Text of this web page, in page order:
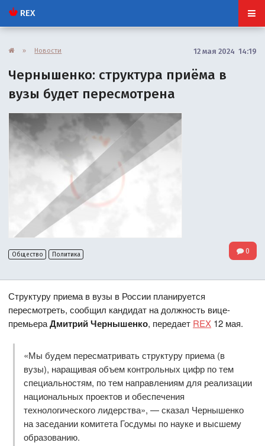
REX
» Новости 12 мая 2024 14:19
Чернышенко: структура приёма в
вузы будет пересмотрена
Общество Политика 0
Структуру приема в вузы в России планируется
пересмотреть, сообщил кандидат на должность вице-
премьераДмитрий Чернышенко, передает REX 12 мая.
«Мы будем пересматривать структуру приема (в
вузы), наращивая объем контрольных цифр по тем
специальностям, по тем направлениям для реализации
национальных проектов и обеспечения
технологического лидерства», — сказал Чернышенко
на заседании комитета Госдумы по науке и высшему
образованию.